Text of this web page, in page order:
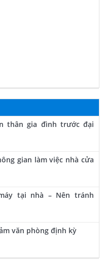
thân gia đình trước đại
gian làm việc nhà cửa
tại nhà – Nên tránh
văn phòng định kỳ